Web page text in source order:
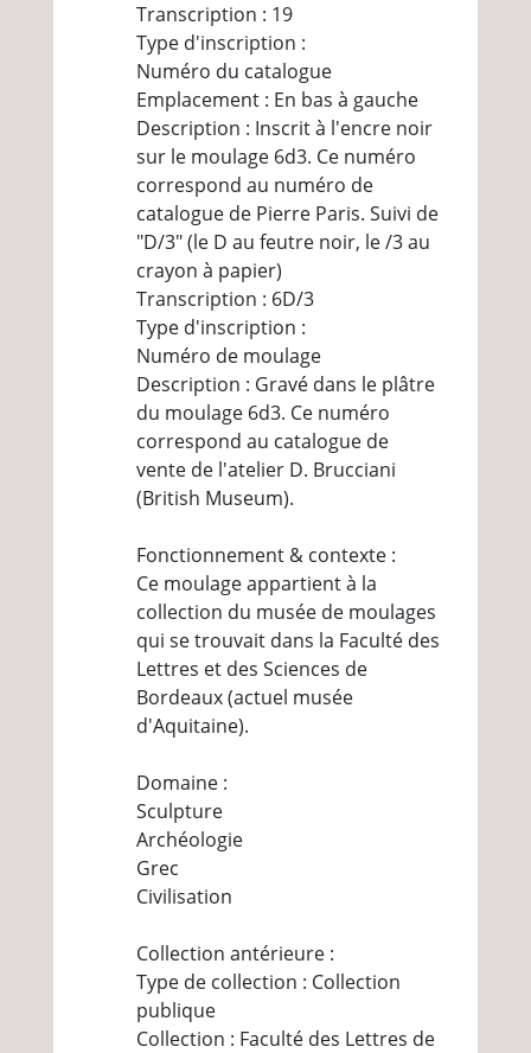
Transcription : 19
Type d'inscription :
Numéro du catalogue
Emplacement : En bas à gauche
Description : Inscrit à l'encre noir
sur le moulage 6d3. Ce numéro
correspond au numéro de
catalogue de Pierre Paris. Suivi de
"D/3" (le D au feutre noir, le /3 au
crayon à papier)
Transcription : 6D/3
Type d'inscription :
Numéro de moulage
Description : Gravé dans le plâtre
du moulage 6d3. Ce numéro
correspond au catalogue de
vente de l'atelier D. Brucciani
(British Museum).
Fonctionnement & contexte :
Ce moulage appartient à la
collection du musée de moulages
qui se trouvait dans la Faculté des
Lettres et des Sciences de
Bordeaux (actuel musée
d'Aquitaine).
Domaine :
Sculpture
Archéologie
Grec
Civilisation
Collection antérieure :
Type de collection : Collection
publique
Collection : Faculté des Lettres de